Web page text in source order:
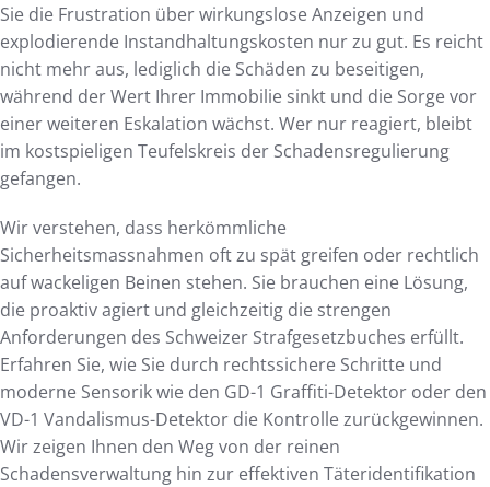
Sie die Frustration über wirkungslose Anzeigen und
explodierende Instandhaltungskosten nur zu gut. Es reicht
nicht mehr aus, lediglich die Schäden zu beseitigen,
während der Wert Ihrer Immobilie sinkt und die Sorge vor
einer weiteren Eskalation wächst. Wer nur reagiert, bleibt
im kostspieligen Teufelskreis der Schadensregulierung
gefangen.
Wir verstehen, dass herkömmliche
Sicherheitsmassnahmen oft zu spät greifen oder rechtlich
auf wackeligen Beinen stehen. Sie brauchen eine Lösung,
die proaktiv agiert und gleichzeitig die strengen
Anforderungen des Schweizer Strafgesetzbuches erfüllt.
Erfahren Sie, wie Sie durch rechtssichere Schritte und
moderne Sensorik wie den GD-1 Graffiti-Detektor oder den
VD-1 Vandalismus-Detektor die Kontrolle zurückgewinnen.
Wir zeigen Ihnen den Weg von der reinen
Schadensverwaltung hin zur effektiven Täteridentifikation